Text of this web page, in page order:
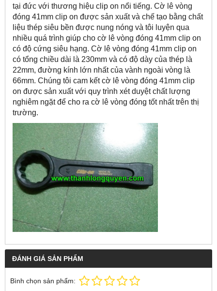
tại đức với thương hiệu clip on nổi tiếng. Cờ lê vòng
đóng 41mm clip on được sản xuất và chế tạo bằng chất
liệu thép siêu bền được nung nóng và tôi luyện qua
nhiều quá trình giúp cho cờ lê vòng đóng 41mm clip on
có độ cứng siêu hạng. Cờ lê vòng đóng 41mm clip on
có tổng chiều dài là 230mm và có độ dày của thép là
22mm, đường kính lớn nhất của vành ngoài vòng là
66mm. Chúng tôi cam kết cờ lê vòng đóng 41mm clip
on được sản xuất với quy trình xét duyệt chất lượng
nghiêm ngặt để cho ra cờ lê vòng đóng tốt nhất trên thị
trường.
ĐÁNH GIÁ SẢN PHẨM
Bình chọn sản phẩm: